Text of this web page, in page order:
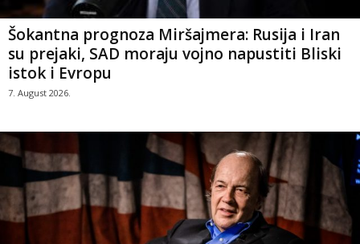
Šokantna prognoza Miršajmera: Rusija i Iran
su prejaki, SAD moraju vojno napustiti Bliski
istok i Evropu
7. August 2026.